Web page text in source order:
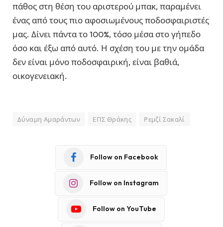
πάθος στη θέση του αριστερού μπακ, παραμένει
ένας από τους πιο αφοσιωμένους ποδοσφαιριστές
μας. Δίνει πάντα το 100%, τόσο μέσα στο γήπεδο
όσο και έξω από αυτό. Η σχέση του με την ομάδα
δεν είναι μόνο ποδοσφαιρική, είναι βαθιά,
οικογενειακή.
Δύναμη Αμαράντων ΕΠΣ Θράκης Ρεμζί Σακαλί
Follow on Facebook
Follow on Instagram
Follow on YouTube